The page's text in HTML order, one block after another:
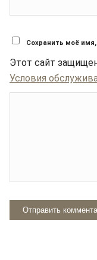
Сохранить моё
Этот сайт
Условия